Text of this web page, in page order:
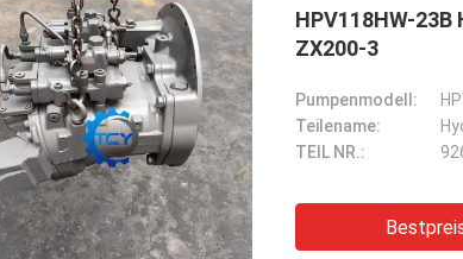
HPV118HW-23B
ZX200-3
Pumpenmodell:
Teilename:
TEIL NR.: